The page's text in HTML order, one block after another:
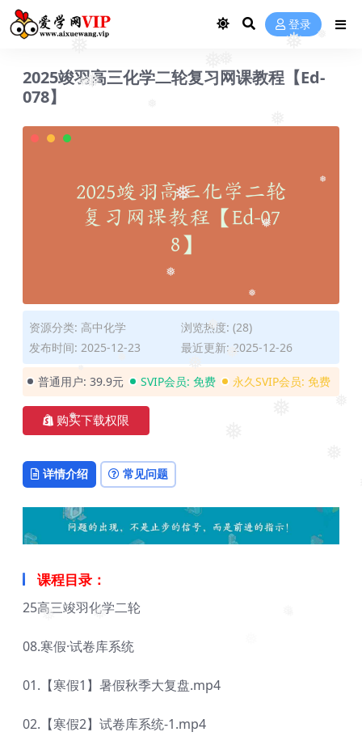
❅
❅
❅
❅
❅
❅
❅
❅
❅
❅❅
登录
2025竣羽高三化学二轮复习网课教程【Ed-
078】
资源分类: 高中化学
浏览热度: (28)
发布时间: 2025-12-23
最近更新: 2025-12-26
普通用户: 39.9元 SVIP会员: 免费 永久SVIP会员: 免费
购买下载权限
详情介绍 常见问题
课程目录：
25高三竣羽化学二轮
08.寒假·试卷库系统
01.【寒假1】暑假秋季大复盘.mp4
02.【寒假2】试卷库系统-1.mp4